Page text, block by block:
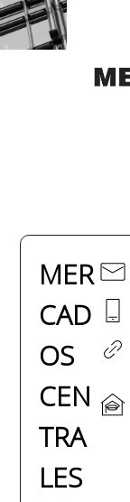
MER
CAD
OS
CEN
TRA
LES